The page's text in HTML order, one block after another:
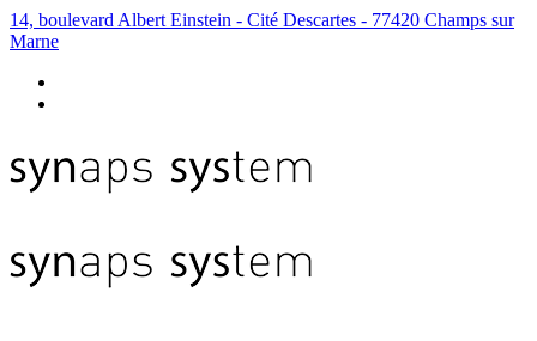
14, boulevard Albert Einstein - Cité Descartes - 77420 Champs sur
Marne